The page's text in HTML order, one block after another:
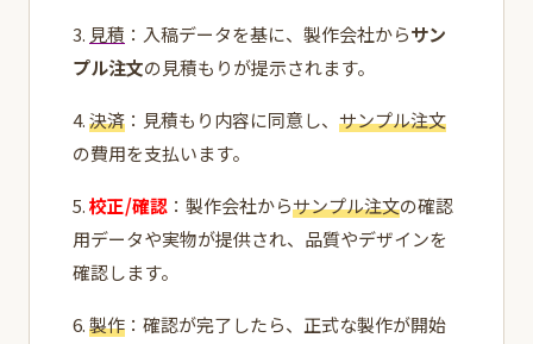
3. 見積 ：入稿データを基に、製作会社からサン
プル注文の見積もりが提示されます。
4.決済 ：見積もり内容に同意し、 サンプル注文
の費用を支払います。
5.校正/確認 ：製作会社からサンプル注文の確認
用データや実物が提供され、品質やデザインを
確認します。
6.製作 ：確認が完了したら、正式な製作が開始